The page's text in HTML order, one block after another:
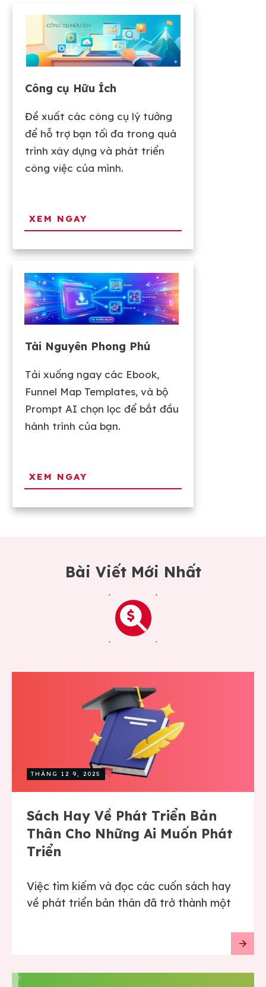
Công cụ Hữu Ích
Đề xuất các công cụ lý tưởng
để hỗ trợ bạn tối đa trong quá
trình xây dựng và phát triển
công việc của mình.
XEM NGAY
Tài Nguyên Phong Phú
Tải xuống ngay các Ebook,
Funnel Map Templates, và bộ
Prompt AI chọn lọc để bắt đầu
hành trình của bạn.
XEM NGAY
Bài Viết Mới Nhất
THÁNG 12 9, 2025
Sách Hay Về Phát Triển Bản
Thân Cho Những Ai Muốn Phát
Triển
Việc tìm kiếm và đọc các cuốn sách hay
về phát triển bản thân đã trở thành một